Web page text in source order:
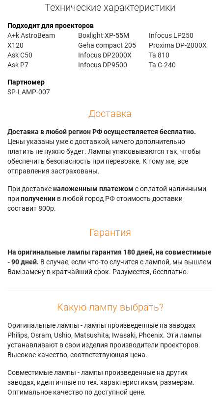
Технические характеристики
Подходит для проекторов
A+k AstroBeam
X120
Ask C50
Ask P7
Boxlight XP-55M
Geha compact 205
Infocus DP2000X
Infocus DP9500
Infocus LP250
Proxima DP-2000X
Ta 810
Ta C-240
Партномер
SP-LAMP-007
Доставка
Доставка в любой регион РФ осуществляется бесплатно.
Цены указаны уже с доставкой, ничего дополнительно
платить не нужно будет. Лампы упаковываются так, чтобы
обеспечить безопасность при перевозке. К тому же, все
отправления застрахованы.
При доставкеналоженным платежом с оплатой наличными
при получении в любой город РФ стоимость доставки
составит 800р.
Гарантия
На оригинальные лампы гарантия 180 дней, на совместимые
- 90 дней. В случае, если что-то случится с лампой, мы вышлем
Вам замену в кратчайший срок. Разумеется, бесплатно.
Какую лампу выбрать?
Оригинальные лампы - лампы произведенные на заводах
Philips, Osram, Ushio, Matsushita, Iwasaki, Phoenix. Эти лампы
устанавливают в свои изделия производители проекторов.
Высокое качество, соответствующая цена.
Совместимые лампы - лампы произведенные на других
заводах, идентичные по тех. характеристикам, размерам.
Оптимальное качество по доступной цене.